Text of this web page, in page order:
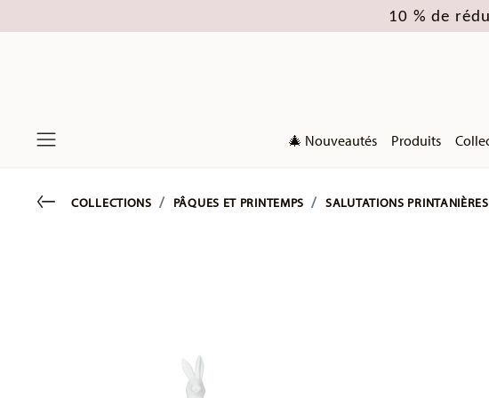
10 % de
🎄 Nouveautés Produits
Go backCOLLECTIONS PÂQUES ET PRINTEMPS SALUTATIONS PRINTANIÈRES